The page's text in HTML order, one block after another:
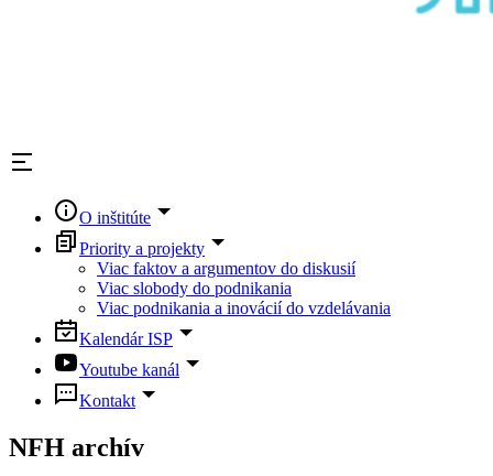
O inštitúte
Priority a projekty
Viac faktov a argumentov do diskusií
Viac slobody do podnikania
Viac podnikania a inovácií do vzdelávania
Kalendár ISP
Youtube kanál
Kontakt
NFH archív